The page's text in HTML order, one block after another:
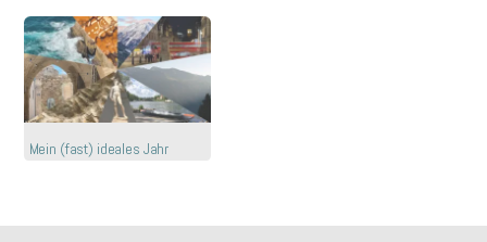
Mein (fast) ideales Jahr